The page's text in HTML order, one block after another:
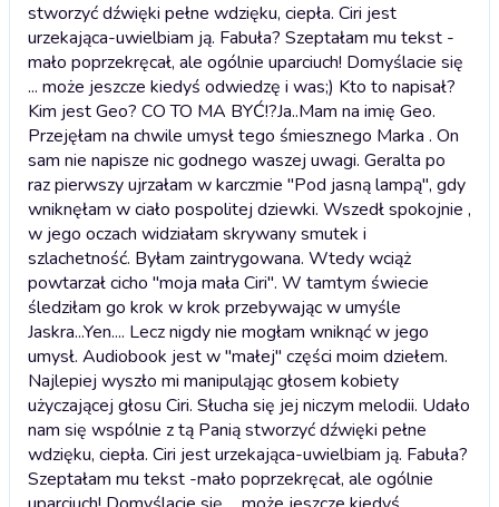
stworzyć dźwięki pełne wdzięku, ciepła. Ciri jest
urzekająca-uwielbiam ją. Fabuła? Szeptałam mu tekst -
mało poprzekręcał, ale ogólnie uparciuch! Domyślacie się
... może jeszcze kiedyś odwiedzę i was;) Kto to napisał?
Kim jest Geo? CO TO MA BYĆ!?Ja..Mam na imię Geo.
Przejęłam na chwile umysł tego śmiesznego Marka . On
sam nie napisze nic godnego waszej uwagi. Geralta po
raz pierwszy ujrzałam w karczmie "Pod jasną lampą", gdy
wniknęłam w ciało pospolitej dziewki. Wszedł spokojnie ,
w jego oczach widziałam skrywany smutek i
szlachetność. Byłam zaintrygowana. Wtedy wciąż
powtarzał cicho "moja mała Ciri". W tamtym świecie
śledziłam go krok w krok przebywając w umyśle
Jaskra...Yen.... Lecz nigdy nie mogłam wniknąć w jego
umysł. Audiobook jest w "małej" części moim dziełem.
Najlepiej wyszło mi manipuląjąc głosem kobiety
użyczającej głosu Ciri. Słucha się jej niczym melodii. Udało
nam się wspólnie z tą Panią stworzyć dźwięki pełne
wdzięku, ciepła. Ciri jest urzekająca-uwielbiam ją. Fabuła?
Szeptałam mu tekst -mało poprzekręcał, ale ogólnie